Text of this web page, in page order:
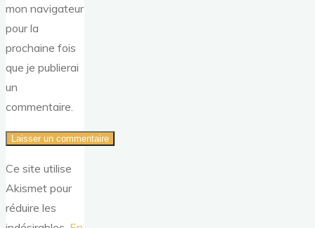
mon navigateur
pour la
prochaine fois
que je publierai
un
commentaire.
Ce site utilise
Akismet pour
réduire les